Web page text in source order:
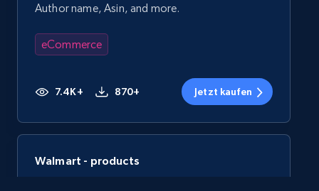
Author name, Asin, and more.
eCommerce
7.4K+ 870+ Jetzt kaufen
Walmart - products